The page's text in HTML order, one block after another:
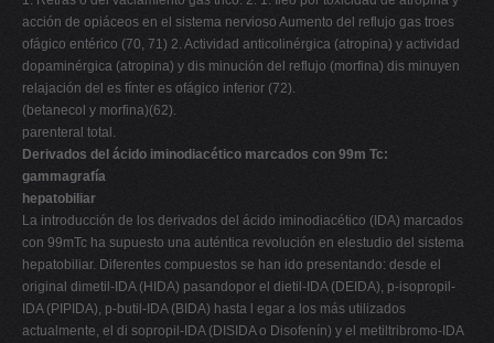
acción de opiáceos en el sistema nervioso Aumento del reflujo gas troes
ofágico entérico (70, 71) 2. Actividad anticolinérgica (atropina) y actividad
dopaminérgica (atropina) y dis minución del reflujo (morfina) dis minuyen
relajación del es fínter es ofágico inferior (72).
(betanecol y morfina)(62).
parenteral total.
Derivados del ácido iminodiacético marcados con 99m Tc:
gammagrafía
hepatobiliar
La introducción de los derivados del ácido iminodiacético (IDA) marcados
con 99mTc ha supuesto una auténtica revolución en elestudio del sistema
hepatobiliar. Diferentes compuestos se han ido presentando: desde el
original dimetil-IDA (HIDA) pasandopor el dietil-IDA (DEIDA), p-isopropil-
IDA (PIPIDA), p-butil-IDA (BIDA) hasta l egar a los más utilizados
actualmente, el di sopropil-IDA (DISIDA o Disofenín) y el metiltribromo-IDA